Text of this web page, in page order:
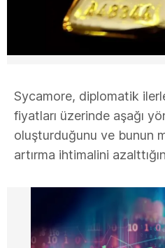
Sycamore, diplomatik
fiyatları üzerinde aşağı
oluşturduğunu ve bunun
artırma ihtimalini